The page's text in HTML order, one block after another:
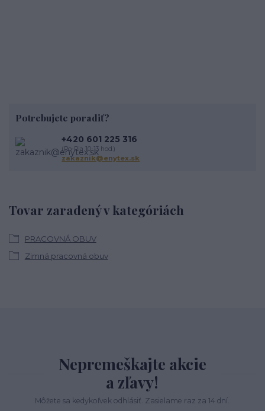
Tovar zaradený v kategóriách
PRACOVNÁ OBUV
Zimná pracovná obuv
Potrebujete poradiť?
+420 601 225 316
(Po-Pia 10-13 hod.)
zakaznik@enytex.sk
Nepremeškajte akcie
a zľavy!
Môžete sa kedykoľvek odhlásiť. Zasielame raz za 14 dní.